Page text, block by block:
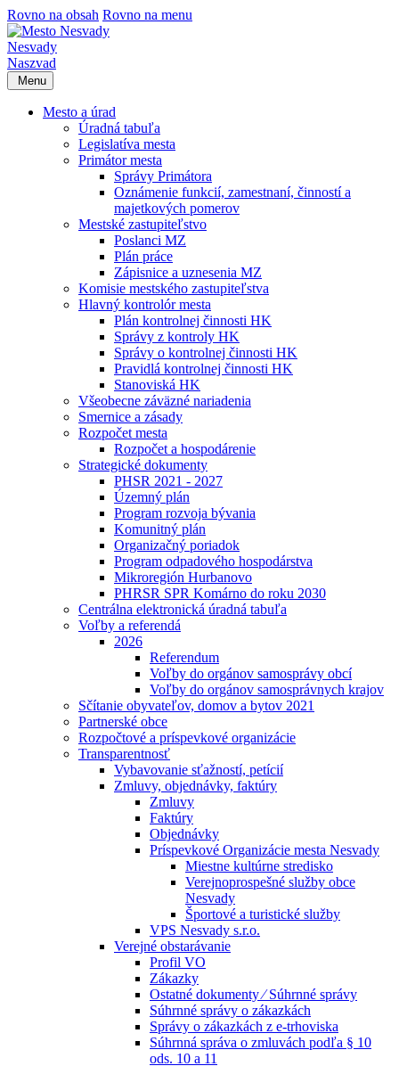
Rovno na obsah Rovno na menu
Nesvady
Naszvad
Menu
Mesto a úrad
Úradná tabuľa
Legislatíva mesta
Primátor mesta
Správy Primátora
Oznámenie funkcií, zamestnaní, činností a
majetkových pomerov
Mestské zastupiteľstvo
Poslanci MZ
Plán práce
Zápisnice a uznesenia MZ
Komisie mestského zastupiteľstva
Hlavný kontrolór mesta
Plán kontrolnej činnosti HK
Správy z kontroly HK
Správy o kontrolnej činnosti HK
Pravidlá kontrolnej činnosti HK
Stanoviská HK
Všeobecne záväzné nariadenia
Smernice a zásady
Rozpočet mesta
Rozpočet a hospodárenie
Strategické dokumenty
PHSR 2021 - 2027
Územný plán
Program rozvoja bývania
Komunitný plán
Organizačný poriadok
Program odpadového hospodárstva
Mikroregión Hurbanovo
PHRSR SPR Komárno do roku 2030
Centrálna elektronická úradná tabuľa
Voľby a referendá
2026
Referendum
Voľby do orgánov samosprávy obcí
Voľby do orgánov samosprávnych krajov
Sčítanie obyvateľov, domov a bytov 2021
Partnerské obce
Rozpočtové a príspevkové organizácie
Transparentnosť
Vybavovanie sťažností, petícií
Zmluvy, objednávky, faktúry
Zmluvy
Faktúry
Objednávky
Príspevkové Organizácie mesta Nesvady
Miestne kultúrne stredisko
Verejnoprospešné služby obce
Nesvady
Športové a turistické služby
VPS Nesvady s.r.o.
Verejné obstarávanie
Profil VO
Zákazky
Ostatné dokumenty ⁄ Súhrnné správy
Súhrnné správy o zákazkách
Správy o zákazkách z e-trhoviska
Súhrnná správa o zmluvách podľa § 10
ods. 10 a 11